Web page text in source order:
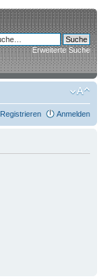
Erweiterte Suche
Registrieren Anmelden